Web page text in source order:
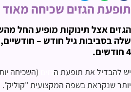
תופעת הגזים שכיחה
הגזים אצל תינוקות מופיע החל
4 חודשים.
יש להבדיל את תופעת ה
(השכיחה
יותר שנקראת בשפה המקצועית "קוליק".